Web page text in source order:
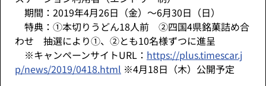
期間：2019年4月26日（金）～6月30日（日）
特典：①本切りうどん18人前 ②四国4県銘菓詰め合
わせ 抽選により①、②とも10名様ずつに進呈
※キャンペーンサイトURL： https://plus.timescar.j
p/news/2019/0418.html ※4月18日（木）公開予定